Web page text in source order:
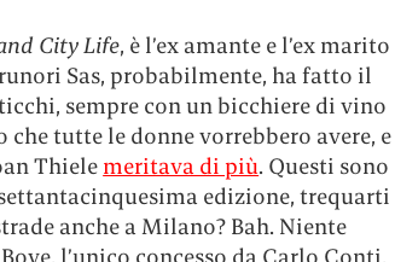
City Life, è l’ex amante e l’ex marito
Sas, probabilmente, ha fatto il
sempre con un bicchiere di vino
tutte le donne vorrebbero avere, e
Thiele meritava di più. Questi sono
edizione, trequarti
anche a Milano? Bah. Niente